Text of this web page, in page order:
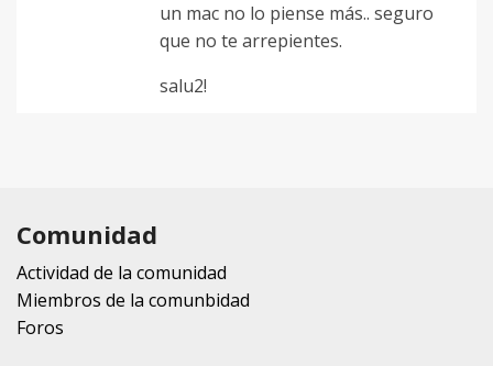
un mac no lo piense más.. seguro
que no te arrepientes.
salu2!
Comunidad
Actividad de la comunidad
Miembros de la comunbidad
Foros